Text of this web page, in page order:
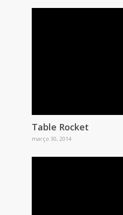
Table Rocket
março 30, 2014